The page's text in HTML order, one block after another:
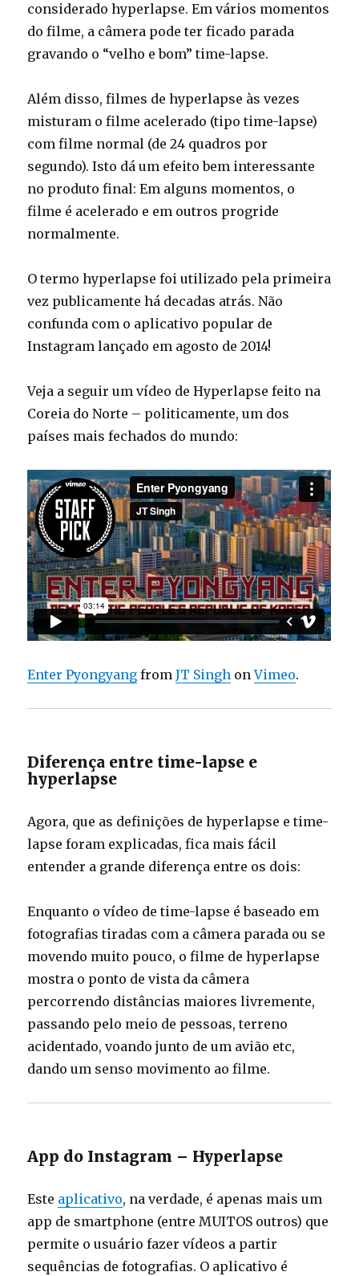
considerado hyperlapse. Em vários momentos
do filme, a câmera pode ter ficado parada
gravando o “velho e bom” time-lapse.
Além disso, filmes de hyperlapse às vezes
misturam o filme acelerado (tipo time-lapse)
com filme normal (de 24 quadros por
segundo). Isto dá um efeito bem interessante
no produto final: Em alguns momentos, o
filme é acelerado e em outros progride
normalmente.
O termo hyperlapse foi utilizado pela primeira
vez publicamente há decadas atrás. Não
confunda com o aplicativo popular de
Instagram lançado em agosto de 2014!
Veja a seguir um vídeo de Hyperlapse feito na
Coreia do Norte – politicamente, um dos
países mais fechados do mundo:
Enter Pyongyang fromJT Singh onVimeo.
Diferença entre time-lapse e
hyperlapse
Agora, que as definições de hyperlapse e time-
lapse foram explicadas, fica mais fácil
entender a grande diferença entre os dois:
Enquanto o vídeo de time-lapse é baseado em
fotografias tiradas com a câmera parada ou se
movendo muito pouco, o filme de hyperlapse
mostra o ponto de vista da câmera
percorrendo distâncias maiores livremente,
passando pelo meio de pessoas, terreno
acidentado, voando junto de um avião etc,
dando um senso movimento ao filme.
App do Instagram – Hyperlapse
Este aplicativo, na verdade, é apenas mais um
app de smartphone (entre MUITOS outros) que
permite o usuário fazer vídeos a partir
sequências de fotografias. O aplicativo é